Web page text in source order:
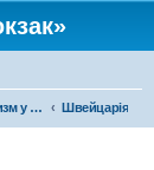
Туризм у Європі Швейцарія